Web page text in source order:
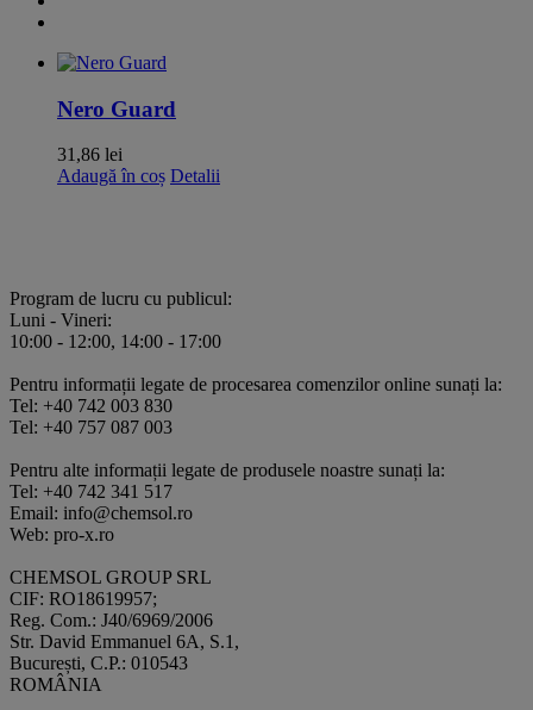
Nero Guard
31,86 lei
Adaugă în coș Detalii
Program de lucru cu publicul:
Luni - Vineri:
10:00 - 12:00, 14:00 - 17:00
Pentru informații legate de procesarea comenzilor online sunați la:
Tel: +40 742 003 830
Tel: +40 757 087 003
Pentru alte informații legate de produsele noastre sunați la:
Tel: +40 742 341 517
Email: info@chemsol.ro
Web: pro-x.ro
CHEMSOL GROUP SRL
CIF: RO18619957;
Reg. Com.: J40/6969/2006
Str. David Emmanuel 6A, S.1,
București, C.P.: 010543
ROMÂNIA